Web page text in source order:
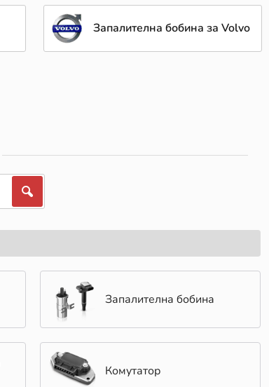
Запалителна бобина за Volvo
Запалителна бобина
Комутатор